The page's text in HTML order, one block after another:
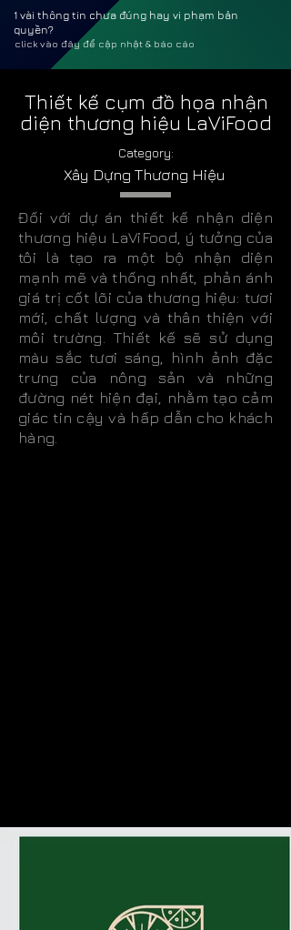
1 vài thông tin chưa đúng hay vi phạm bản
quyền?
click vào đây để cập nhật & báo cáo
Thiết kế cụm đồ họa nhận
diện thương hiệu LaViFood
Category:
Xây Dựng Thương Hiệu
Đối với dự án thiết kế nhận diện
thương hiệu LaViFood, ý tưởng của
tôi là tạo ra một bộ nhận diện
mạnh mẽ và thống nhất, phản ánh
giá trị cốt lõi của thương hiệu: tươi
mới, chất lượng và thân thiện với
môi trường. Thiết kế sẽ sử dụng
màu sắc tươi sáng, hình ảnh đặc
trưng của nông sản và những
đường nét hiện đại, nhằm tạo cảm
giác tin cậy và hấp dẫn cho khách
hàng.